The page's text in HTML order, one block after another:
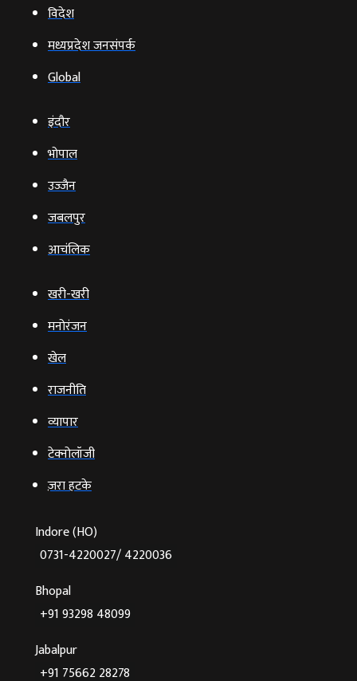
विदेश
मध्यप्रदेश जनसंपर्क
Global
इंदौर
भोपाल
उज्‍जैन
जबलपुर
आचंलिक
खरी-खरी
मनोरंजन
खेल
राजनीति
व्‍यापार
टेक्‍नोलॉजी
ज़रा हटके
Indore (HO)
0731-4220027/ 4220036
Bhopal
+91 93298 48099
Jabalpur
+91 75662 28278